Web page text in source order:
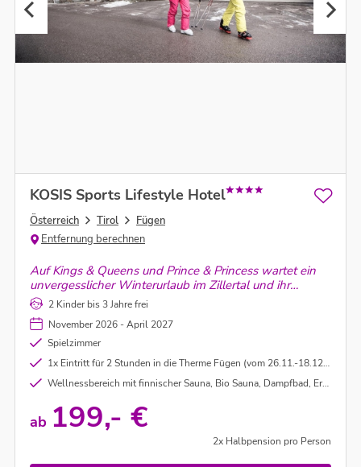
KOSIS Sports Lifestyle Hotel
Österreich Tirol
Fügen
Entfernung berechnen
Auf Kings & Queens und Prince & Princess wartet ein
unvergesslicher Winterurlaub im Zillertal und ihr
verbringt einmalige Skiferien im Lifestyle Hotel im
Winterparadies Zillertal.
2 Kinder bis 3 Jahre frei
November 2026 - April 2027
Spielzimmer
1x Eintritt für 2 Stunden in die Therme Fügen (vom 26.11.-18.12.26 und 06.03.-10.4.27)
Wellnessbereich mit finnischer Sauna, Bio Sauna, Dampfbad, Erlebenisdusche, Ruheraum und Fitnessraum
ab 199,- €
2x Halbpension pro Person